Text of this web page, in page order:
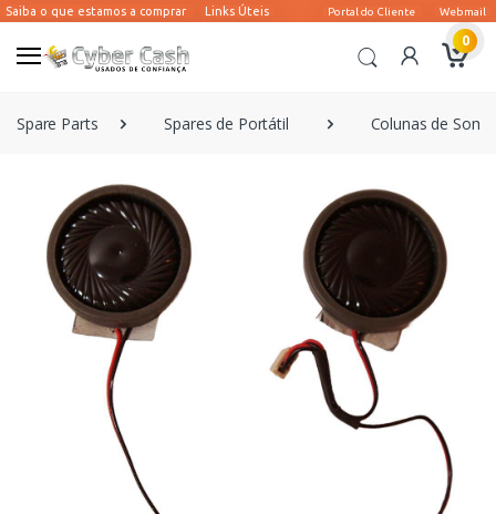
0
Spare Parts Spares de Portátil Colunas de Som